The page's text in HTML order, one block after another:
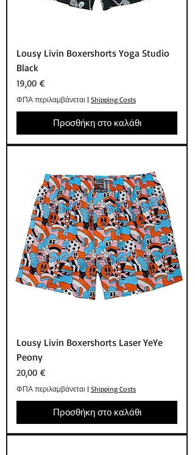
Lousy Livin Boxershorts Yoga Studio
Black
Τιμή
19,00 €
ΦΠΑ περιλαμβάνεται | Shipping Costs
Προσθήκη στο καλάθι
Lousy Livin Boxershorts Laser YeYe
Peony
Τιμή
20,00 €
ΦΠΑ περιλαμβάνεται | Shipping Costs
Προσθήκη στο καλάθι